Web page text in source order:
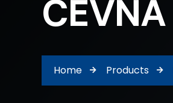
Home Products